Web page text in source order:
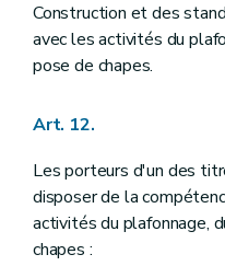
Construction et des
avec les activités du
pose de chapes.
Art. 12.
Les porteurs d'un des
disposer de la
activités du plafonnage,
chapes :